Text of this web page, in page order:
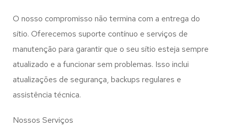
O nosso compromisso não termina com a entrega do
sítio. Oferecemos suporte contínuo e serviços de
manutenção para garantir que o seu sítio esteja sempre
atualizado e a funcionar sem problemas. Isso inclui
atualizações de segurança, backups regulares e
assistência técnica.
Nossos Serviços